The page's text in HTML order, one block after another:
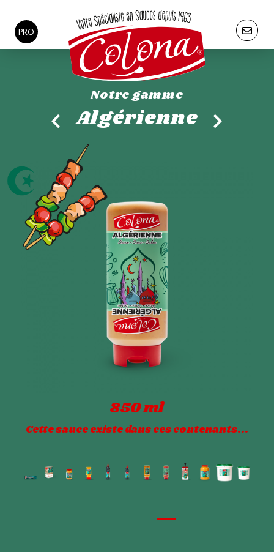
PRO
Notre gamme
Algérienne
850 ml
Cette sauce existe dans ces contenants...